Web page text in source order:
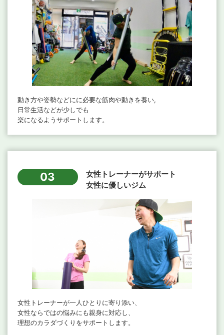
動き方や姿勢などにに必要な筋肉や動きを養い,
日常生活などが少しでも
楽になるようサポートします。
03
女性トレーナーがサポート
女性に優しいジム
女性トレーナーが一人ひとりに寄り添い、
女性ならではの悩みにも親身に対応し、
理想のカラダづくりをサポートします。